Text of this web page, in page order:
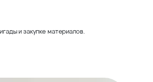
и закупке материалов.